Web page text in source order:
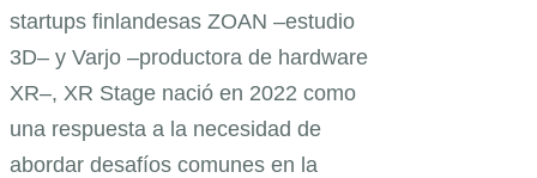
startups finlandesas ZOAN –estudio
3D– y Varjo –productora de hardware
XR–, XR Stage nació en 2022 como
una respuesta a la necesidad de
abordar desafíos comunes en la